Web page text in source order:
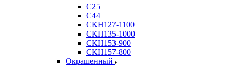
С25
С44
СКН127-1100
СКН135-1000
СКН153-900
СКН157-800
Окрашенный